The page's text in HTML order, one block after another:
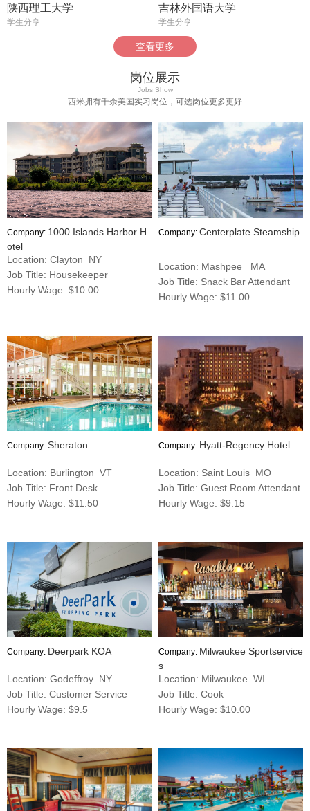
陕西理工大学
学生分享
吉林外国语大学
学生分享
查看更多
岗位展示
Jobs Show
西米拥有千余美国实习岗位，可选岗位更多更好
Company: 1000 Islands Harbor H
otel
Location: Clayton NY
Job Title: Housekeeper
Hourly Wage: $10.00
Company: Centerplate Steamship
Location: Mashpee MA
Job Title: Snack Bar Attendant
Hourly Wage: $11.00
Company: Sheraton
Location: Burlington VT
Job Title: Front Desk
Hourly Wage: $11.50
Company: Hyatt-Regency Hotel
Location: Saint Louis MO
Job Title: Guest Room Attendant
Hourly Wage: $9.15
Company: Deerpark KOA
Location: Godeffroy NY
Job Title: Customer Service
Hourly Wage: $9.5
Company: Milwaukee Sportservice
s
Location: Milwaukee WI
Job Title: Cook
Hourly Wage: $10.00